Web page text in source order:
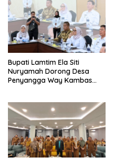
Bupati Lamtim Ela Siti
Nuryamah Dorong Desa
Penyangga Way Kambas